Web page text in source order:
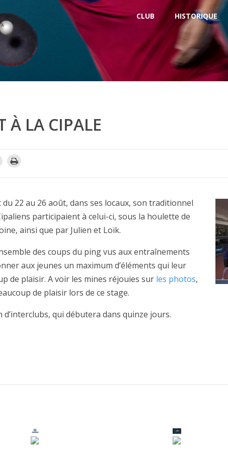
CLUB HISTORIQUE
À LA CIPALE
22 au 26 août, dans ses locaux, son traditionnel
participaient à celui-ci, sous la houlette de
ainsi que par Julien et Loïk.
des coups du ping vus aux entraînements
aux jeunes un maximum d’éléments qui leur
de plaisir. A voir les mines réjouies sur les photos,
de plaisir lors de ce stage.
qui débutera dans quinze jours.